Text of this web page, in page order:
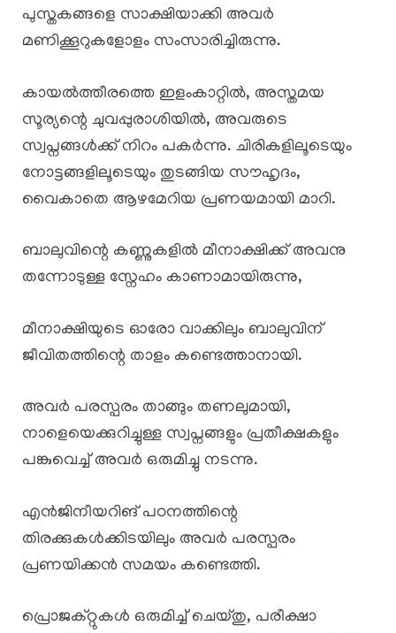
പുസ്തകങ്ങളെ സാക്ഷിയാക്കി അവർ
മണിക്കൂറുകളോളം സംസാരിച്ചിരുന്നു.
കായൽത്തീരത്തെ ഇളംകാറ്റിൽ, അസ്തമയ
സൂര്യന്റെ ചുവപ്പുരാശിയിൽ, അവരുടെ
സ്വപ്നങ്ങൾക്ക് നിറം പകർന്നു. ചിരികളിലൂടെയും
നോട്ടങ്ങളിലൂടെയും തുടങ്ങിയ സൗഹൃദം,
വൈകാതെ ആഴമേറിയ പ്രണയമായി മാറി.
ബാലുവിന്റെ കണ്ണുകളിൽ മീനാക്ഷിക്ക് അവനു
തന്നോടുള്ള സ്നേഹം കാണാമായിരുന്നു,
മീനാക്ഷിയുടെ ഓരോ വാക്കിലും ബാലുവിന്
ജീവിതത്തിന്റെ താളം കണ്ടെത്താനായി.
അവർ പരസ്പരം താങ്ങും തണലുമായി,
നാളെയെക്കുറിച്ചുള്ള സ്വപ്നങ്ങളും പ്രതീക്ഷകളും
പങ്കുവെച്ച് അവർ ഒരുമിച്ചു നടന്നു.
എൻജിനീയറിങ് പഠനത്തിന്റെ
തിരക്കുകൾക്കിടയിലും അവർ പരസ്പരം
പ്രണയിക്കൻ സമയം കണ്ടെത്തി.
പ്രൊജക്റ്റുകൾ ഒരുമിച്ച് ചെയ്തു, പരീക്ഷാ